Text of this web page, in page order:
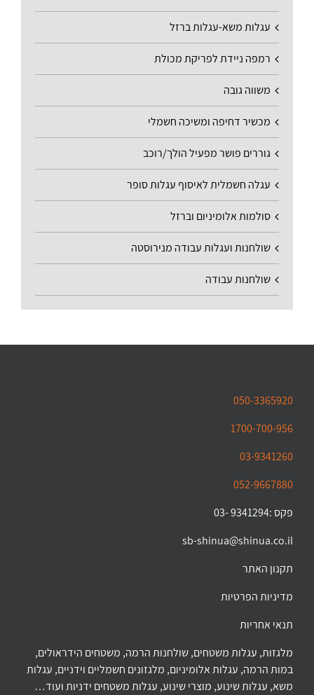
עגלות משא-עגלות ברזל
רמפה ניידת לפריקת מכולת
משווה גובה
מכשיר דחיפה ומשיכה חשמלי
גוררים פושר מפעיל הולך/רוכב
עגלה חשמלית לאיסוף עגלות סופר
סולמות אלומיניום וברזל
שולחנות ועגלות עבודה מנירוסטה
שולחנות עבודה
050-3365920
1700-700-956
03-9341260
052-9667880
פקס :9341294 -03
sb-shinua@shinua.co.il
תקנון האתר
מדיניות הפרטיות
תנאי אחריות
מלגזות, עגלות משטחים, שולחנות הרמה, משטחים הידראולים,
במות הרמה, עגלות אלומיניום, מלגזונים חשמליים וידניים, עגלות
משא, עגלות שינוע, מוצרי שינוע, עגלות משטחים ידניות ועוד…